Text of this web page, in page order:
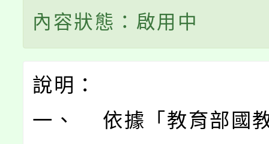
內容狀態：啟用中
說明：
一、 依據「教育部國